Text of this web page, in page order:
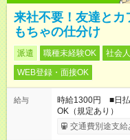
来社不要！友達と
もちゃの仕分け
派遣 職種未経験OK 社会
WEB登録・面接OK
給与
時給1300円 ■日
OK（規定あり）
交通費別途支給